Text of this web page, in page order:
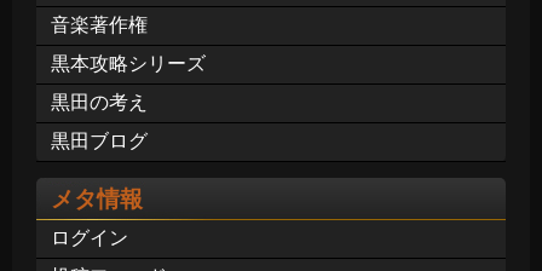
音楽著作権
黒本攻略シリーズ
黒田の考え
黒田ブログ
メタ情報
ログイン